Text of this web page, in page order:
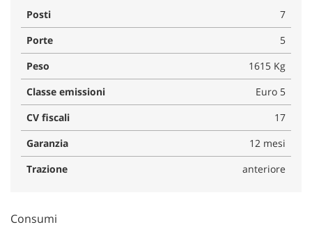
Posti
7
Porte
5
Peso
1615 Kg
Classe emissioni
Euro 5
CV fiscali
17
Garanzia
12 mesi
Trazione
anteriore
Consumi